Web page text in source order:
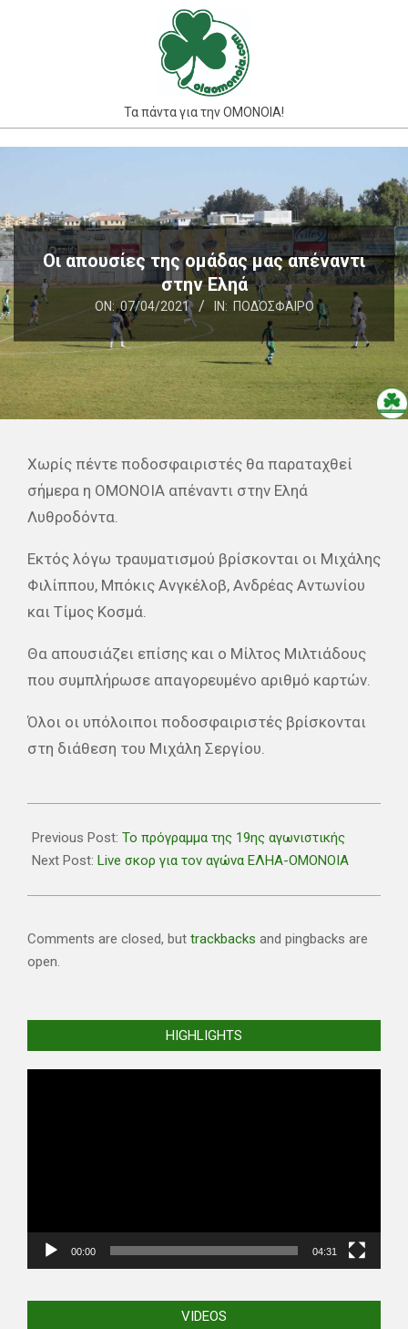
Τα πάντα για την ΟΜΟΝΟΙΑ!
Οι απουσίες της ομάδας μας απέναντι
στην Εληά
ON: 07/04/2021 IN: ΠΟΔΌΣΦΑΙΡΟ
Χωρίς πέντε ποδοσφαιριστές θα παραταχθεί
σήμερα η ΟΜΟΝΟΙΑ απέναντι στην Εληά
Λυθροδόντα.
Εκτός λόγω τραυματισμού βρίσκονται οι Μιχάλης
Φιλίππου, Μπόκις Ανγκέλοβ, Ανδρέας Αντωνίου
και Τίμος Κοσμά.
Θα απουσιάζει επίσης και ο Μίλτος Μιλτιάδους
που συμπλήρωσε απαγορευμένο αριθμό καρτών.
Όλοι οι υπόλοιποι ποδοσφαιριστές βρίσκονται
στη διάθεση του Μιχάλη Σεργίου.
04-
07
Previous Post: Το πρόγραμμα της 19ης αγωνιστικής
Next Post: Live σκορ για τον αγώνα ΕΛΗΑ-ΟΜΟΝΟΙΑ
Comments are closed, but trackbacks and pingbacks are
open.
HIGHLIGHTS
00:00 04:31
VIDEOS